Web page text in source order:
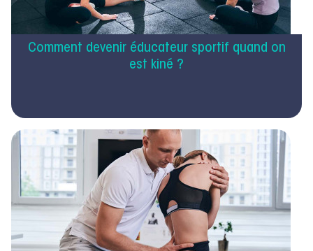
Comment devenir éducateur sportif quand on
est kiné ?